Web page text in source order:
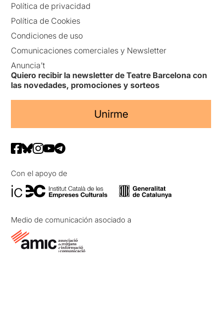
Política de privacidad
Política de Cookies
Condiciones de uso
Comunicaciones comerciales y Newsletter
Anuncia’t
Quiero recibir la newsletter de Teatre Barcelona con
las novedades, promociones y sorteos
Unirme
Con el apoyo de
Medio de comunicación asociado a